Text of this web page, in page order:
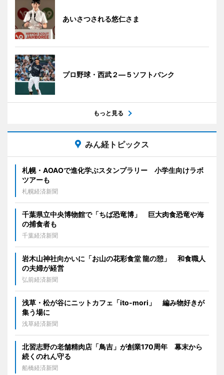
あいさつされる悠仁さま
プロ野球・西武２―５ソフトバンク
もっと見る
みん経トピックス
札幌・AOAOで進化学ぶスタンプラリー 小学生向けラボ
ツアーも
札幌経済新聞
千葉県立中央博物館で「ちば恐竜博」 巨大肉食恐竜や海
の捕食者も
千葉経済新聞
岩木山神社向かいに「お山の花彩食堂 龍の憩」 和食職人
の夫婦が経営
弘前経済新聞
浅草・松が谷にニットカフェ「ito-mori」 編み物好きが
集う場に
浅草経済新聞
北習志野の老舗精肉店「鳥吉」が創業170周年 幕末から
続くのれん守る
船橋経済新聞